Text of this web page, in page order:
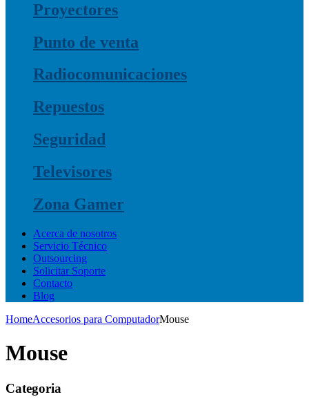
Proyectores
Punto de venta
Radiocomunicaciones
Repuestos
Seguridad
Televisores
Zona Gamer
Acerca de nosotros
Servicio Técnico
Outsourcing
Solicitar Soporte
Contacto
Blog
HomeAccesorios para ComputadorMouse
Mouse
Categoria